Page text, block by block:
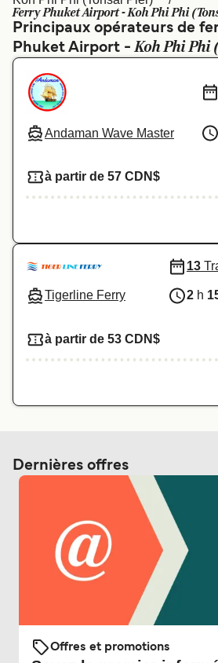
Canada
Ελλάδα
Norge
Indonesia
Ferry Phuket Airport - Koh Phi Phi
Principaux opérateurs de
Phuket Airport -Koh Phi Phi
Andaman Wave Master
à partir de 57 CDN$
Tigerline Ferry
13
2 h
à partir de 53 CDN$
Dernières offres
Offres et promotions